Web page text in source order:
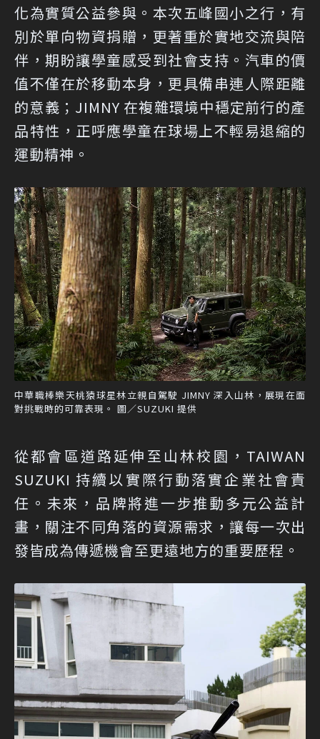
化為實質公益參與。本次五峰國小之行，有
別於單向物資捐贈，更著重於實地交流與陪
伴，期盼讓學童感受到社會支持。汽車的價
值不僅在於移動本身，更具備串連人際距離
的意義；JIMNY 在複雜環境中穩定前行的產
品特性，正呼應學童在球場上不輕易退縮的
運動精神。
中華職棒樂天桃猿球星林立親自駕駛 JIMNY 深入山林，展現在面
對挑戰時的可靠表現。 圖／SUZUKI 提供
從都會區道路延伸至山林校園，TAIWAN
SUZUKI 持續以實際行動落實企業社會責
任。未來，品牌將進一步推動多元公益計
畫，關注不同角落的資源需求，讓每一次出
發皆成為傳遞機會至更遠地方的重要歷程。